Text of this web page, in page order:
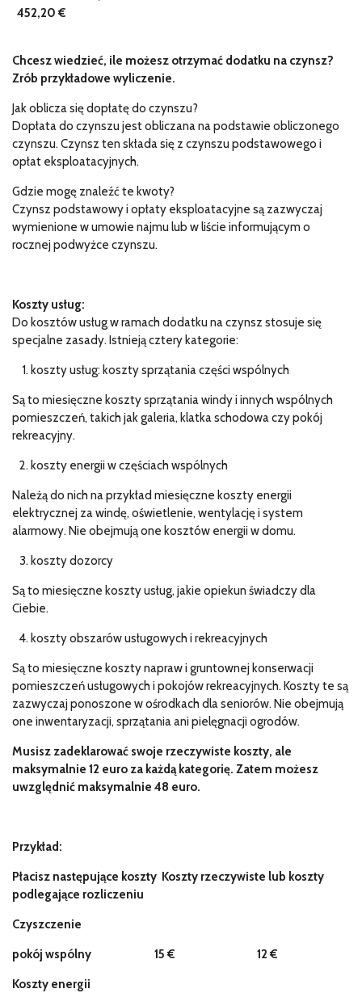
452,20 €
Chcesz wiedzieć, ile możesz otrzymać dodatku na czynsz?
Zrób przykładowe wyliczenie.
Jak oblicza się dopłatę do czynszu?
Dopłata do czynszu jest obliczana na podstawie obliczonego
czynszu. Czynsz ten składa się z czynszu podstawowego i
opłat eksploatacyjnych.
Gdzie mogę znaleźć te kwoty?
Czynsz podstawowy i opłaty eksploatacyjne są zazwyczaj
wymienione w umowie najmu lub w liście informującym o
rocznej podwyżce czynszu.
Koszty usług:
Do kosztów usług w ramach dodatku na czynsz stosuje się
specjalne zasady. Istnieją cztery kategorie:
koszty usług: koszty sprzątania części wspólnych
Są to miesięczne koszty sprzątania windy i innych wspólnych
pomieszczeń, takich jak galeria, klatka schodowa czy pokój
rekreacyjny.
koszty energii w częściach wspólnych
Należą do nich na przykład miesięczne koszty energii
elektrycznej za windę, oświetlenie, wentylację i system
alarmowy. Nie obejmują one kosztów energii w domu.
koszty dozorcy
Są to miesięczne koszty usług, jakie opiekun świadczy dla
Ciebie.
koszty obszarów usługowych i rekreacyjnych
Są to miesięczne koszty napraw i gruntownej konserwacji
pomieszczeń usługowych i pokojów rekreacyjnych. Koszty te są
zazwyczaj ponoszone w ośrodkach dla seniorów. Nie obejmują
one inwentaryzacji, sprzątania ani pielęgnacji ogrodów.
Musisz zadeklarować swoje rzeczywiste koszty, ale
maksymalnie 12 euro za każdą kategorię. Zatem możesz
uwzględnić maksymalnie 48 euro.
Przykład:
Płacisz następujące koszty Koszty rzeczywiste lub koszty
podlegające rozliczeniu
Czyszczenie
pokój wspólny 15 € 12 €
Koszty energii